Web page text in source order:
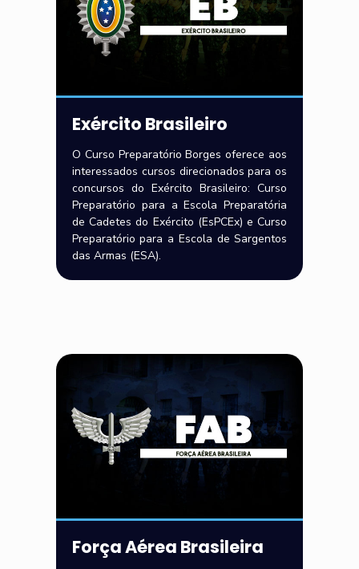
Exército Brasileiro
O Curso Preparatório Borges oferece aos
interessados cursos direcionados para os
concursos do Exército Brasileiro: Curso
Preparatório para a Escola Preparatória
de Cadetes do Exército (EsPCEx) e Curso
Preparatório para a Escola de Sargentos
das Armas (ESA).
Força Aérea Brasileira